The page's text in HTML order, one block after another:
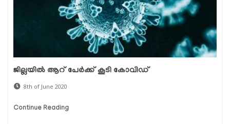
ജില്ലയില്‍ ആറ് പേര്‍ക്ക് കൂടി കോവിഡ്
8th of June 2020
Continue Reading